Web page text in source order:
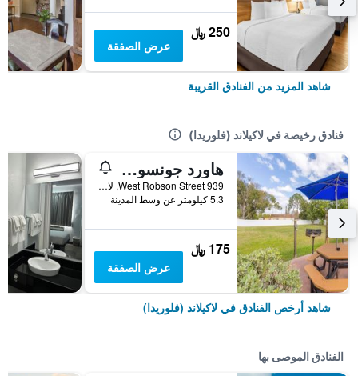
250 ﷼
عرض الصفقة
شاهد المزيد من الفنادق القريبة
فنادق رخيصة في لاكيلاند (فلوريدا)
هاورد جونسون باي ويندام ليك لاند
939 West Robson Street, لاكيلاند (فلوريدا), FL, الولايات المتحدة الأميريكية
5.3 كيلومتر عن وسط المدينة
175 ﷼
عرض الصفقة
شاهد أرخص الفنادق في لاكيلاند (فلوريدا)
الفنادق الموصى بها